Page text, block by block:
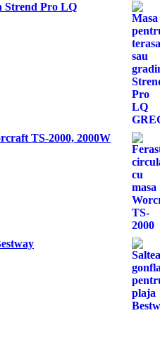
Strend Pro LQ
TS-2000, 2000W